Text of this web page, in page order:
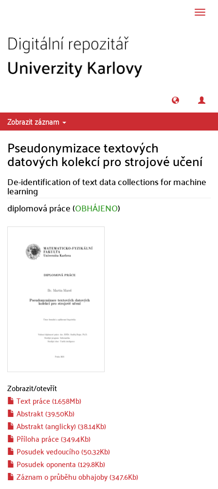
Zobrazit záznam
Pseudonymizace textových
datových kolekcí pro strojové učení
De-identification of text data collections for machine
learning
diplomová práce (OBHÁJENO)
Zobrazit/otevřít
Text práce (1.658Mb)
Abstrakt (39.50Kb)
Abstrakt (anglicky) (38.14Kb)
Příloha práce (349.4Kb)
Posudek vedoucího (50.32Kb)
Posudek oponenta (129.8Kb)
Záznam o průběhu obhajoby (347.6Kb)